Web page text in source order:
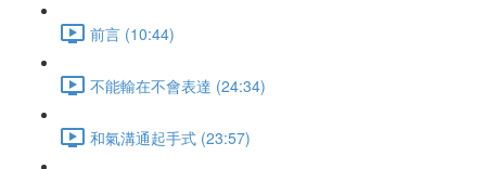
前言 (10:44)
不能輸在不會表達 (24:34)
和氣溝通起手式 (23:57)